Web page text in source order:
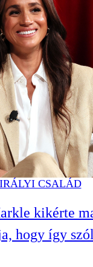
CSALÁD
kikérte
hogy így